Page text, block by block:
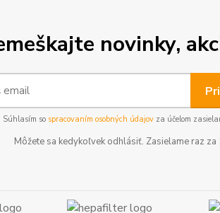
novinky,
Súhlasím so spracovaním osobných údajovza účelom
Môžete sa kedykoľvek odhlásiť. Zasielame raz za